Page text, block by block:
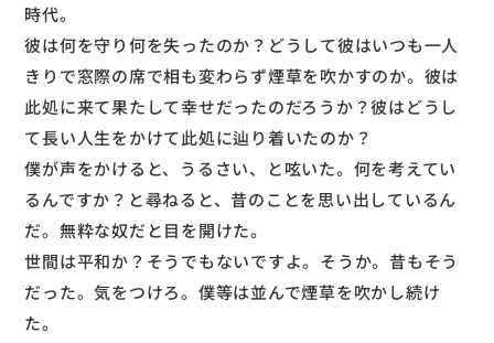
時代。
彼は何を守り何を失ったのか？どうして彼はいつも一人
きりで窓際の席で相も変わらず煙草を吹かすのか。彼は
此処に来て果たして幸せだったのだろうか？彼はどうし
て長い人生をかけて此処に辿り着いたのか？
僕が声をかけると、うるさい、と呟いた。何を考えてい
るんですか？と尋ねると、昔のことを思い出しているん
だ。無粋な奴だと目を開けた。
世間は平和か？そうでもないですよ。そうか。昔もそう
だった。気をつけろ。僕等は並んで煙草を吹かし続け
た。